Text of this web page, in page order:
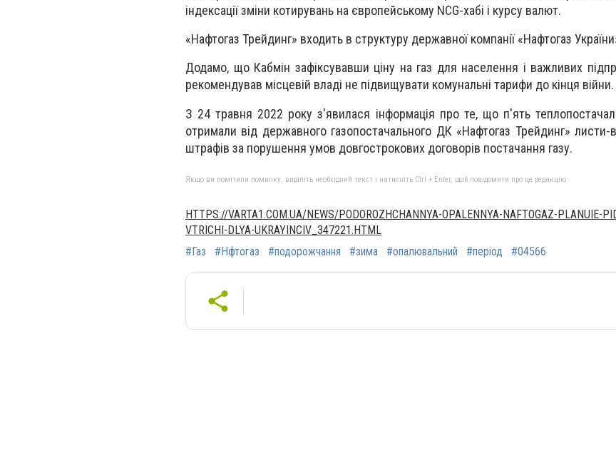
індексації зміни котирувань на європейському NCG-хабі і курсу валют.
«Нафтогаз Трейдинг» входить в структуру державної компанії «Нафтогаз
Додамо, що Кабмін зафіксувавши ціну на газ для населення і важливих
рекомендував місцевій владі не підвищувати комунальні тарифи до кінця війни.
З 24 травня 2022 року з'явилася інформація про те, що п'ять
отримали від державного газопостачального ДК «Нафтогаз Трейдинг» листи-
штрафів за порушення умов довгострокових договорів постачання газу.
Якщо ви помітили помилку, виділіть необхідний текст і натисніть Ctrl + Enter, щоб повідомити про це редакцію
HTTPS://VARTA1.COM.UA/NEWS/PODOROZHCHANNYA-OPALENNYA-NAFTOGAZ-PLANUIE-
VTRICHI-DLYA-UKRAYINCIV_347221.HTML
#Газ
#Нфтогаз #подорожчання #зима #опалювальний #період #04566